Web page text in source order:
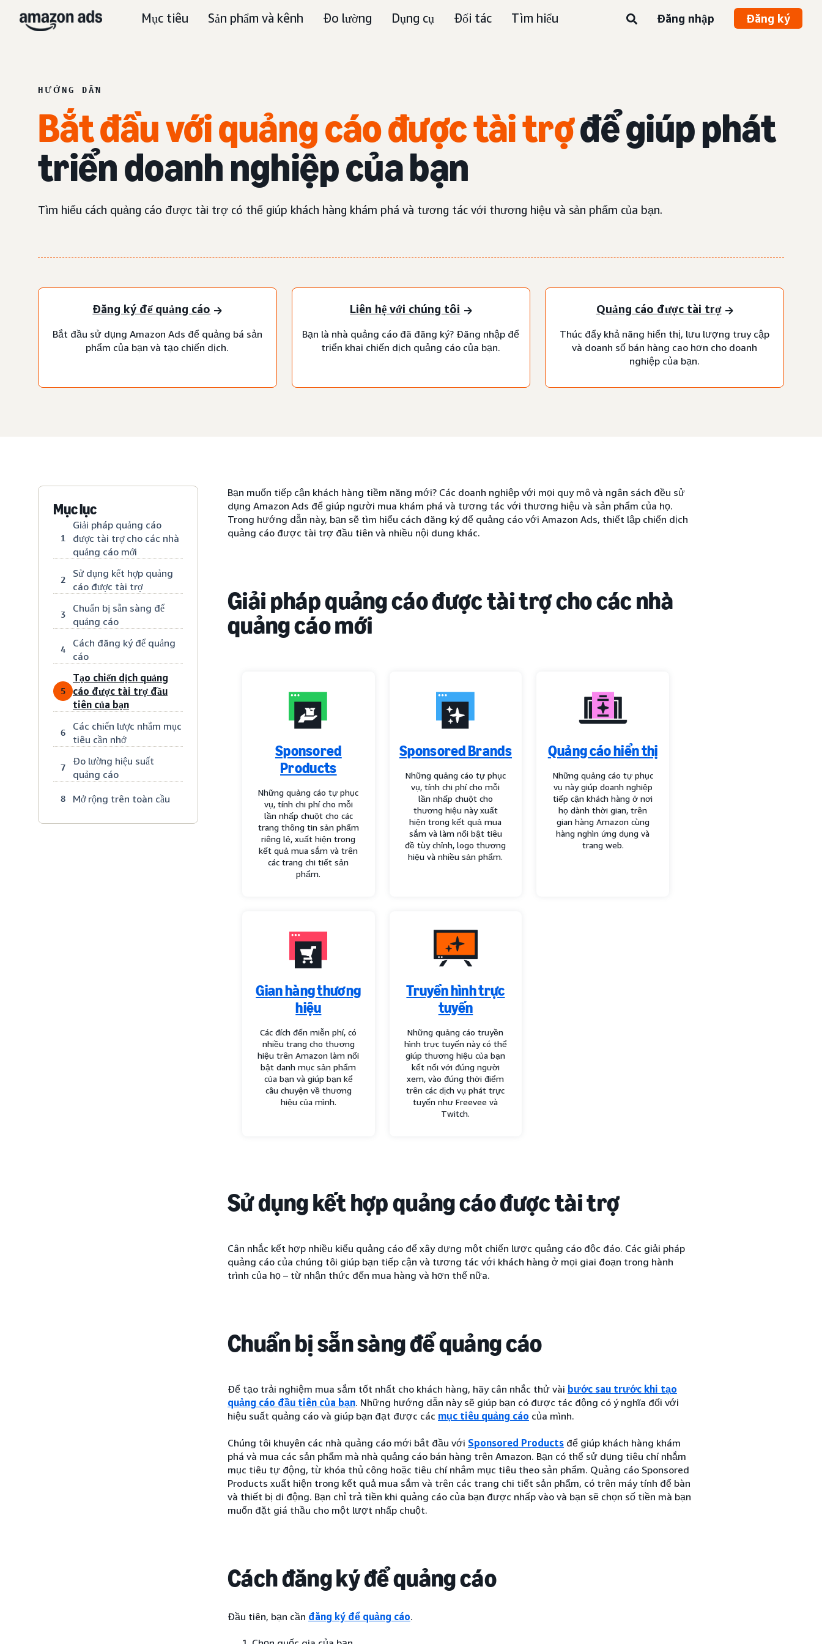
Mục tiêu Sản phẩm và kênh Đo lường Dụng cụ Đối tác Tìm hiểu Đăng nhập Đăng ký
HƯỚNG DẪN
Bắt đầu với quảng cáo được tài trợđể giúp phát
triển doanh nghiệp của bạn
Tìm hiểu cách quảng cáo được tài trợ có thể giúp khách hàng khám phá và tương tác với thương hiệu và sản phẩm của bạn.
Đăng ký để quảng cáo
Bắt đầu sử dụng Amazon Ads để quảng bá sản
phẩm của bạn và tạo chiến dịch.
Liên hệ với chúng tôi
Bạn là nhà quảng cáo đã đăng ký? Đăng nhập để
triển khai chiến dịch quảng cáo của bạn.
Quảng cáo được tài trợ
Thúc đẩy khả năng hiển thị, lưu lượng truy cập
và doanh số bán hàng cao hơn cho doanh
nghiệp của bạn.
Mục lục
1
Giải pháp quảng cáo
được tài trợ cho các nhà
quảng cáo mới
2
Sử dụng kết hợp quảng
cáo được tài trợ
3
Chuẩn bị sẵn sàng để
quảng cáo
4
Cách đăng ký để quảng
cáo
5
Tạo chiến dịch quảng
cáo được tài trợ đầu
tiên của bạn
6
Các chiến lược nhắm mục
tiêu cần nhớ
7
Đo lường hiệu suất
quảng cáo
8 Mở rộng trên toàn cầu
Bạn muốn tiếp cận khách hàng tiềm năng mới? Các doanh nghiệp với mọi quy mô và ngân sách đều sử
dụng Amazon Ads để giúp người mua khám phá và tương tác với thương hiệu và sản phẩm của họ.
Trong hướng dẫn này, bạn sẽ tìm hiểu cách đăng ký để quảng cáo với Amazon Ads, thiết lập chiến dịch
quảng cáo được tài trợ đầu tiên và nhiều nội dung khác.
Giải pháp quảng cáo được tài trợ cho các nhà
quảng cáo mới
Sponsored
Products
Những quảng cáo tự phục
vụ, tính chi phí cho mỗi
lần nhấp chuột cho các
trang thông tin sản phẩm
riêng lẻ, xuất hiện trong
kết quả mua sắm và trên
các trang chi tiết sản
phẩm.
Sponsored Brands
Những quảng cáo tự phục
vụ, tính chi phí cho mỗi
lần nhấp chuột cho
thương hiệu này xuất
hiện trong kết quả mua
sắm và làm nổi bật tiêu
đề tùy chỉnh, logo thương
hiệu và nhiều sản phẩm.
Quảng cáo hiển thị
Những quảng cáo tự phục
vụ này giúp doanh nghiệp
tiếp cận khách hàng ở nơi
họ dành thời gian, trên
gian hàng Amazon cùng
hàng nghìn ứng dụng và
trang web.
Gian hàng thương
hiệu
Các đích đến miễn phí, có
nhiều trang cho thương
hiệu trên Amazon làm nổi
bật danh mục sản phẩm
của bạn và giúp bạn kể
câu chuyện về thương
hiệu của mình.
Truyền hình trực
tuyến
Những quảng cáo truyền
hình trực tuyến này có thể
giúp thương hiệu của bạn
kết nối với đúng người
xem, vào đúng thời điểm
trên các dịch vụ phát trực
tuyến như Freevee và
Twitch.
Sử dụng kết hợp quảng cáo được tài trợ
Cân nhắc kết hợp nhiều kiểu quảng cáo để xây dựng một chiến lược quảng cáo độc đáo. Các giải pháp
quảng cáo của chúng tôi giúp bạn tiếp cận và tương tác với khách hàng ở mọi giai đoạn trong hành
trình của họ – từ nhận thức đến mua hàng và hơn thế nữa.
Chuẩn bị sẵn sàng để quảng cáo
Để tạo trải nghiệm mua sắm tốt nhất cho khách hàng, hãy cân nhắc thử vài bước sau trước khi tạo
quảng cáo đầu tiên của bạn. Những hướng dẫn này sẽ giúp bạn có được tác động có ý nghĩa đối với
hiệu suất quảng cáo và giúp bạn đạt được các mục tiêu quảng cáo của mình.
Chúng tôi khuyên các nhà quảng cáo mới bắt đầu với Sponsored Products để giúp khách hàng khám
phá và mua các sản phẩm mà nhà quảng cáo bán hàng trên Amazon. Bạn có thể sử dụng tiêu chí nhắm
mục tiêu tự động, từ khóa thủ công hoặc tiêu chí nhắm mục tiêu theo sản phẩm. Quảng cáo Sponsored
Products xuất hiện trong kết quả mua sắm và trên các trang chi tiết sản phẩm, có trên máy tính để bàn
và thiết bị di động. Bạn chỉ trả tiền khi quảng cáo của bạn được nhấp vào và bạn sẽ chọn số tiền mà bạn
muốn đặt giá thầu cho một lượt nhấp chuột.
Cách đăng ký để quảng cáo
Đầu tiên, bạn cần đăng ký để quảng cáo.